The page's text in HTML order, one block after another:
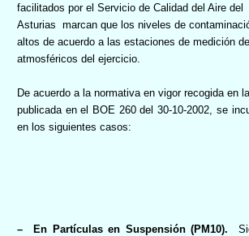
facilitados por el Servicio de Calidad del Aire del
Asturias marcan que los niveles de
altos de acuerdo a las estaciones de medición
atmosféricos del ejercicio.
De acuerdo a la normativa en vigor recogida en
publicada en el BOE 260 del 30-10-2002, se
en los siguientes casos:
– En Partículas en Suspensión (PM10).